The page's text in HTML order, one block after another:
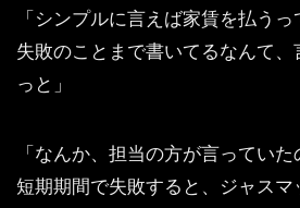
「シンプルに言えば家賃を払うっ
失敗のことまで書いてるなんて、
っと」
「なんか、担当の方が言っていた
短期期間で失敗すると、ジャスマ